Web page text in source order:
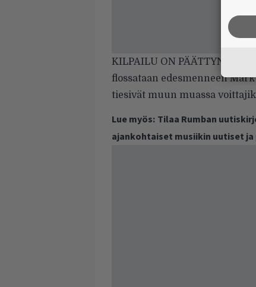
KILPAILU ON PÄÄTTYNYT.
flossataan edesmenneen
tiesivät muun muassa
Lue myös: Tilaa Rumban
ajankohtaiset musiikin uutiset